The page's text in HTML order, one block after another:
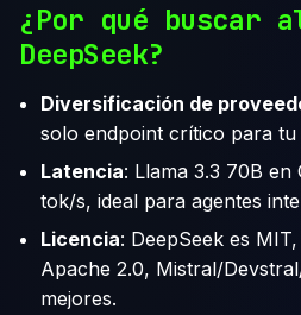
¿Por qué buscar
DeepSeek?
Diversificación de
solo endpoint crítico para
Latencia: Llama 3.3 70B
tok/s, ideal para agentes
Licencia: DeepSeek es
Apache 2.0, Mistral/
mejores.